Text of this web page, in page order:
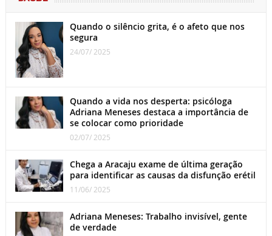
Quando o silêncio grita, é o afeto que nos
segura
24/07/ 2025
Quando a vida nos desperta: psicóloga
Adriana Meneses destaca a importância de
se colocar como prioridade
02/07/ 2025
Chega a Aracaju exame de última geração
para identificar as causas da disfunção erétil
11/06/ 2025
Adriana Meneses: Trabalho invisível, gente
de verdade